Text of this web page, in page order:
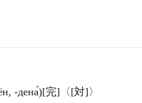
-дена́)[完]〈[対]〉